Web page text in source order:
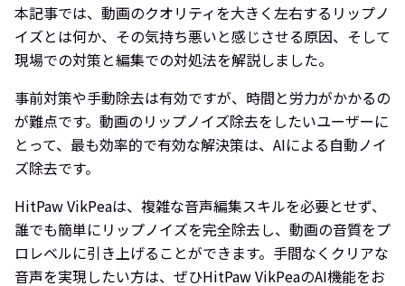
本記事では、動画のクオリティを大きく左右するリップノ
イズとは何か、その気持ち悪いと感じさせる原因、そして
現場での対策と編集での対処法を解説しました。
事前対策や手動除去は有効ですが、時間と労力がかかるの
が難点です。動画のリップノイズ除去をしたいユーザーに
とって、最も効率的で有効な解決策は、AIによる自動ノイ
ズ除去です。
HitPaw VikPeaは、複雑な音声編集スキルを必要とせず、
誰でも簡単にリップノイズを完全除去し、動画の音質をプ
ロレベルに引き上げることができます。手間なくクリアな
音声を実現したい方は、ぜひHitPaw VikPeaのAI機能をお